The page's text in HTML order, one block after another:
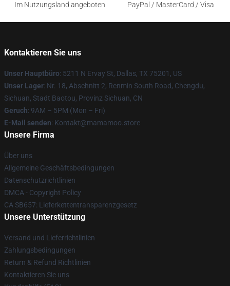
Im Nutzungsland angeboten
PayPal / MasterCard / Visa
Kontaktieren Sie uns
Unser Hauptbüro: 5211 N Ervay St, Dallas, TX 75201, US
Unser Lager: Nr. 18, Abschnitt 2, Renmin South Road, Chengdu,
Sichuan, Stadt Baotou, Provinz Sichuan, CN
Geruch: 9AM – 5PM (Mon – Fri)
E-Mail senden: Kontakt@mamamoo.store
Unsere Firma
Über uns
Allgemeine Geschäftsbedingungen
Datenschutzrichtlinien
DMCA - Copyright Policy
CA SB657: Lieferkettentransparenzgesetz
Unsere Unterstützung
Versand und Lieferrichtlinien
Zahlungsbedingungen
Return & Refund Richtlinien
Kontaktieren Sie uns